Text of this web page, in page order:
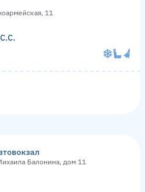
11
Балонина, дом 11